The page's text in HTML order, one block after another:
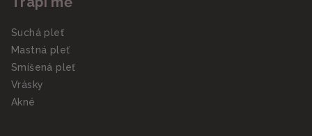
Suchá pleť
Mastná pleť
Smíšená pleť
Vrásky
Akné